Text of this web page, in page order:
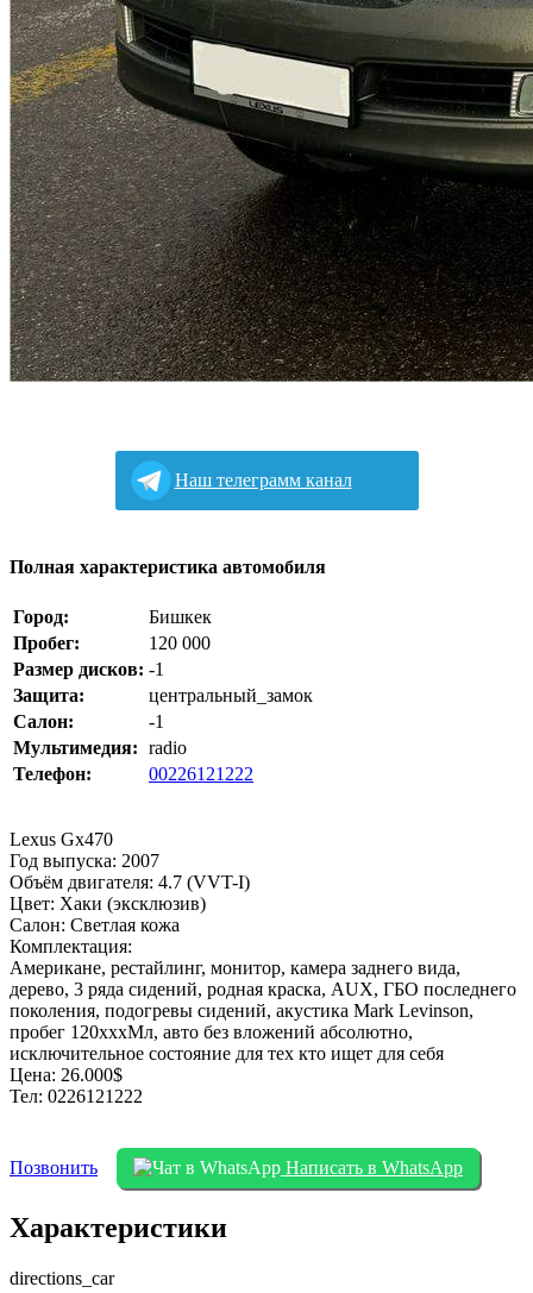
Наш телеграмм канал
Полная характеристика автомобиля
Город:
Бишкек
Пробег:
120 000
Размер дисков: -1
Защита:
центральный_замок
Салон:
-1
Мультимедия: radio
Телефон:
00226121222
Lexus Gx470
Год выпуска: 2007
Объём двигателя: 4.7 (VVT-I)
Цвет: Хаки (эксклюзив)
Салон: Светлая кожа
Комплектация:
Американе, рестайлинг, монитор, камера заднего вида,
дерево, 3 ряда сидений, родная краска, AUX, ГБО последнего
поколения, подогревы сидений, акустика Mark Levinson,
пробег 120хххМл, авто без вложений абсолютно,
исключительное состояние для тех кто ищет для себя
Цена: 26.000$
Тел: 0226121222
Позвонить Написать в WhatsApp
Характеристики
directions_car